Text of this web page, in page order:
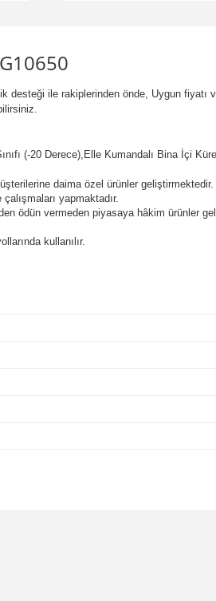
ile rakiplerinden önde, Uygun fiyatı
(-20 Derece),Elle Kumandalı Bina İçi
daima özel ürünler geliştirmektedir.
yapmaktadır.
ödün vermeden piyasaya hâkim ürünler
kullanılır.